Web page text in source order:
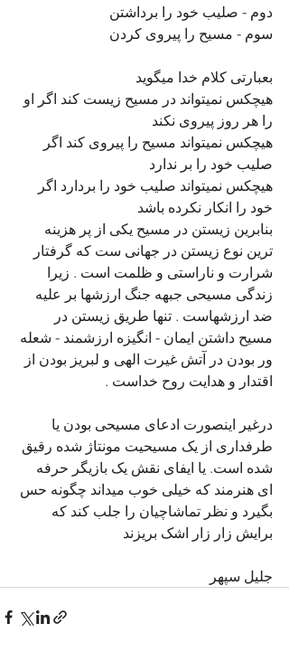
دوم - صلیب خود را برداشتن
سوم - مسیح را پیروی کردن
بعبارتی کلام خدا میگوید
هیچکس نمیتواند در مسیح زیست کند اگر او
را هر روز پیروی نکند
هیچکس نمیتواند مسیح را پیروی کند اگر
صلیب خود را بر ندارد
هیچکس نمیتواند صلیب خود را بردارد اگر
خود را انکار نکرده باشد
بنابرین زیستن در مسیح یکی از پر هزینه
ترین نوع زیستن در جهانی ست که گرفتار
شرارت و ناراستی و ظلمت است . زیرا
زندگی مسیحی جبهه جنگ ارزشها بر علیه
ضد ارزشهاست . تنها طریق زیستن در
مسیح داشتن ایمان - انگیزه ارزشمند - شعله
ور بودن در آتش غیرت الهی و لبریز بودن از
اقتدار و هدایت روح خداست .
درغیر اینصورت ادعای مسیحی بودن یا
طرفداری از یک مسیحیت مونتاژ شده رقیق
شده است. یا ایفای نقش یک بازیگر حرفه
ای هنرمند که خیلی خوب میداند چگونه حس
بگیرد و نظر تماشاچیان را جلب کند که
برایش زار زار اشک بریزند
جلیل سپهر